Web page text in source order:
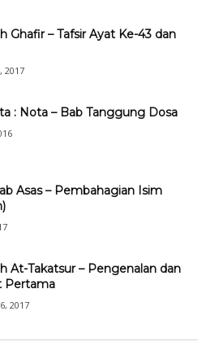
Ghafir – Tafsir Ayat Ke-43 dan
2017
: Nota – Bab Tanggung Dosa
Asas – Pembahagian Isim
At-Takatsur – Pengenalan dan
Pertama
2017